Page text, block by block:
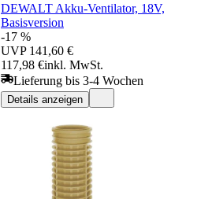
DEWALT Akku-Ventilator, 18V,
Basisversion
-17 %
UVP 141,60 €
117,98 €inkl. MwSt.
Lieferung bis 3-4 Wochen
Details anzeigen